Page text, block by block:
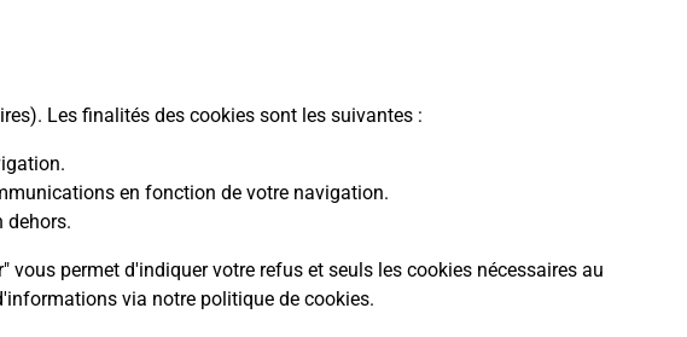
Les finalités des cookies sont les suivantes :
en fonction de votre navigation.
dehors.
permet d'indiquer votre refus et seuls les cookies nécessaires au
via notre politique de cookies.